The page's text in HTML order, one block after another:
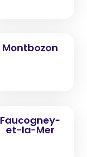
Montbozon
Faucogney-
et-la-Mer